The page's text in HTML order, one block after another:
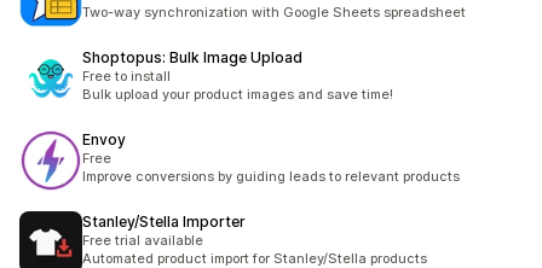
Two-way synchronization with Google Sheets spreadsheet
Shoptopus: Bulk Image Upload
Free to install
Bulk upload your product images and save time!
Envoy
Free
Improve conversions by guiding leads to relevant products
Stanley/Stella Importer
Free trial available
Automated product import for Stanley/Stella products